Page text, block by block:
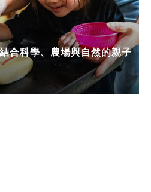
合科學、農場與自然的親子